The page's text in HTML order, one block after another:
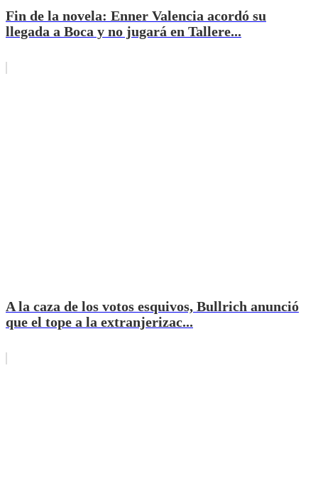
Fin de la novela: Enner Valencia acordó su
llegada a Boca y no jugará en Tallere...
A la caza de los votos esquivos, Bullrich anunció
que el tope a la extranjerizac...